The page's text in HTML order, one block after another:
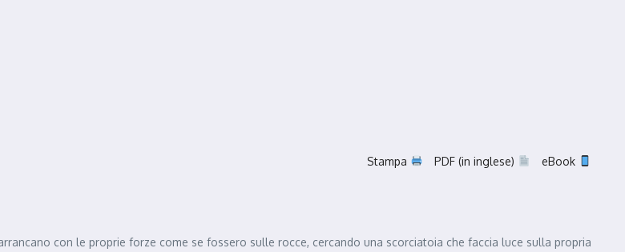
Stampa PDF (in inglese) eBook
con le proprie forze come se fossero sulle rocce, cercando una scorciatoia che faccia luce sulla propria